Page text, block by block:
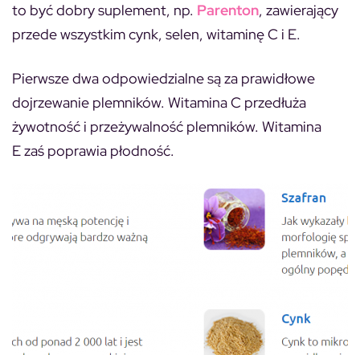
to być dobry suplement, np. Parenton, zawierający
przede wszystkim cynk, selen, witaminę C i E.
Pierwsze dwa odpowiedzialne są za prawidłowe
dojrzewanie plemników. Witamina C przedłuża
żywotność i przeżywalność plemników. Witamina
E zaś poprawia płodność.